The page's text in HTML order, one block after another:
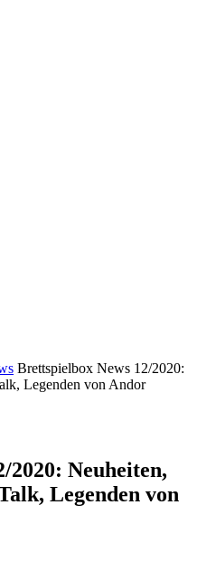
Brettspielbox News 12/2020:
Legenden von Andor
2020: Neuheiten,
Legenden von